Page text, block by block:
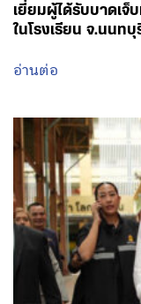
เยี่ยมผู้ได้รับบาดเจ็
ในโรงเรียน จ.นนทบุ
อ่านต่อ